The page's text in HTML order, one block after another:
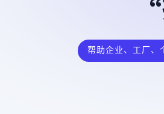
帮助企业、工厂、